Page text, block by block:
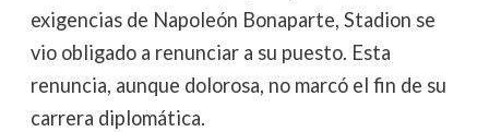
exigencias de Napoleón Bonaparte, Stadion se
vio obligado a renunciar a su puesto. Esta
renuncia, aunque dolorosa, no marcó el fin de su
carrera diplomática.